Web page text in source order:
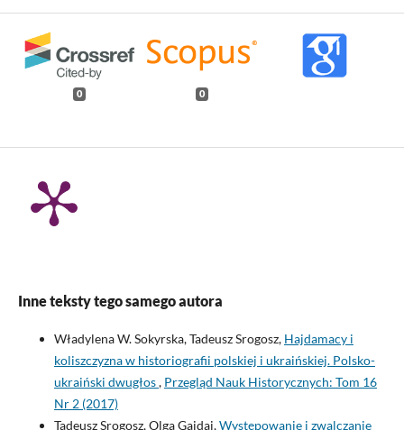
0 0
Inne teksty tego samego autora
Władylena W. Sokyrska, Tadeusz Srogosz, Hajdamacy i
koliszczyzna w historiografii polskiej i ukraińskiej. Polsko-
ukraiński dwugłos, Przegląd Nauk Historycznych: Tom 16
Nr 2 (2017)
Tadeusz Srogosz, Olga Gaidai,Występowanie i zwalczanie